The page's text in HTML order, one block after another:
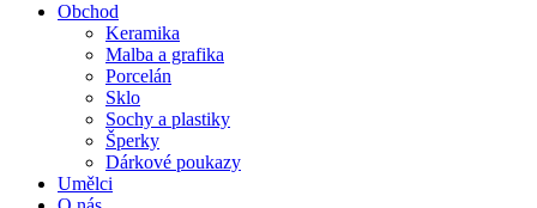
Obchod
Keramika
Malba a grafika
Porcelán
Sklo
Sochy a plastiky
Šperky
Dárkové poukazy
Umělci